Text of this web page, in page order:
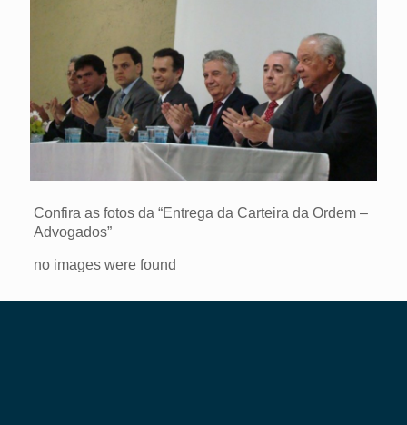
Confira as fotos da “Entrega da Carteira da Ordem –
Advogados”
no images were found